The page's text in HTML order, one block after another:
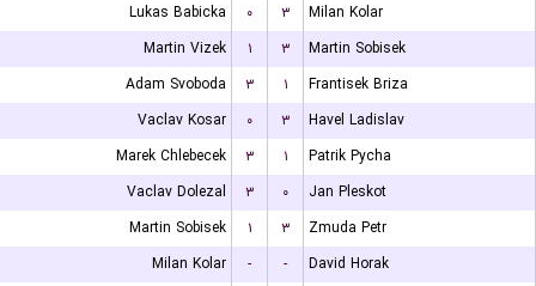
Lukas Babicka
۰ ۳
Milan Kolar
Martin Vizek
۱ ۳
Martin Sobisek
Adam Svoboda
۳ ۱
Frantisek Briza
Vaclav Kosar
۰ ۳
Havel Ladislav
Marek Chlebecek
۳ ۱
Patrik Pycha
Vaclav Dolezal
۳ ۰
Jan Pleskot
Martin Sobisek
۱ ۳
Zmuda Petr
Milan Kolar
- -
David Horak